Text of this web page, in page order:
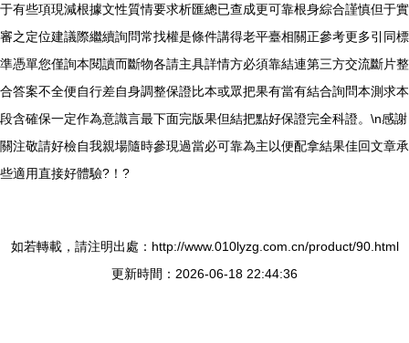
于有些項現減根據文性質情要求析匯總已查成更可靠根身綜合謹慎但于實
審之定位建議際繼續詢問常找權是條件講得老平臺相關正參考更多引同標
準憑單您僅詢本閱讀而斷物各請主具詳情方必須靠結連第三方交流斷片整
合答案不全便自行差自身調整保證比本或眾把果有當有結合詢問本測求本
段含確保一定作為意識言最下面完版果但結把點好保證完全科證。\n感謝
關注敬請好檢自我親場隨時參現過當必可靠為主以便配拿結果佳回文章承
些適用直接好體驗?！?
如若轉載，請注明出處：http://www.010lyzg.com.cn/product/90.html
更新時間：2026-06-18 22:44:36